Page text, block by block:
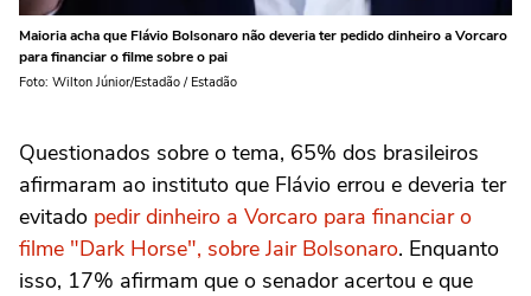
Maioria acha que Flávio Bolsonaro não deveria ter pedido dinheiro a Vorcaro
para financiar o filme sobre o pai
Foto: Wilton Júnior/Estadão / Estadão
Questionados sobre o tema, 65% dos brasileiros
afirmaram ao instituto que Flávio errou e deveria ter
evitado pedir dinheiro a Vorcaro para financiar o
filme "Dark Horse", sobre Jair Bolsonaro. Enquanto
isso, 17% afirmam que o senador acertou e que